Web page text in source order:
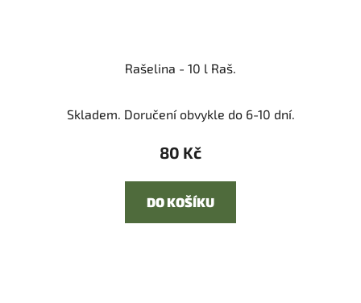
Rašelina - 10 l Raš.
Skladem. Doručení obvykle do 6-10 dní.
80 Kč
DO KOŠÍKU